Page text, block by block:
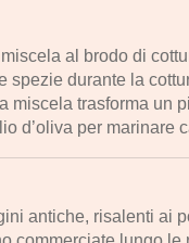
al brodo di
spezie durante la
miscela trasforma un
d’oliva per marinare
antiche, risalenti ai